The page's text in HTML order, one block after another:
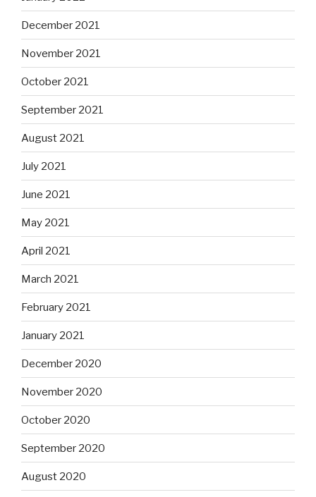
December 2021
November 2021
October 2021
September 2021
August 2021
July 2021
June 2021
May 2021
April 2021
March 2021
February 2021
January 2021
December 2020
November 2020
October 2020
September 2020
August 2020